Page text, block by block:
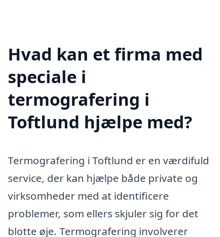
Hvad kan et firma med
speciale i
termografering i
Toftlund hjælpe med?
Termografering i Toftlund er en værdifuld
service, der kan hjælpe både private og
virksomheder med at identificere
problemer, som ellers skjuler sig for det
blotte øje. Termografering involverer